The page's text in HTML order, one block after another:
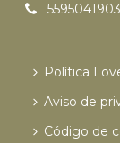
5595041903
Política
Aviso de
Código de